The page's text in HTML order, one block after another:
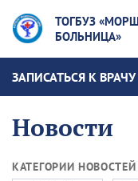
ТОГБУЗ
БОЛЬНИЦА»
ЗАПИСАТЬСЯ К ВРАЧУ
Новости
КАТЕГОРИИ НОВОСТЕЙ